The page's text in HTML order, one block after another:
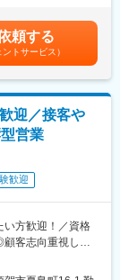
業績や各現場で
品取扱い時の商
められます。
す。ビジネスマナ
をしていただきま
50時間）も受
先輩営業が同行
る福祉用具の説
しての営業活動
困りごとをお持
ご紹介いただけ
担当し営業に専念
する可能性があ
。
頼する
ントサービス）
迎／接客や
営業
歓迎
い方歓迎！／資格
客志向重視した